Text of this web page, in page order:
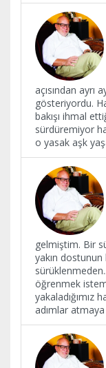
açısından ayrı
gösteriyordu.
bakışı ihmal
sürdüremiyor
o yasak aşk
gelmiştim. Bir
yakın dostunun
öğrenmek
yakaladığımız
adımlar